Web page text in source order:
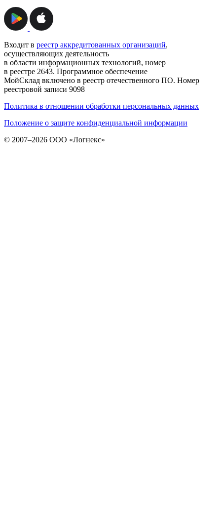
Входит в реестр аккредитованных организаций,
осуществляющих деятельность
в области информационных технологий, номер
в реестре 2643. Программное обеспечение
МойСклад включено в реестр отечественного ПО. Номер
реестровой записи 9098
Политика в отношении обработки персональных данных
Положение о защите конфиденциальной информации
© 2007–2026 ООО «Логнекс»